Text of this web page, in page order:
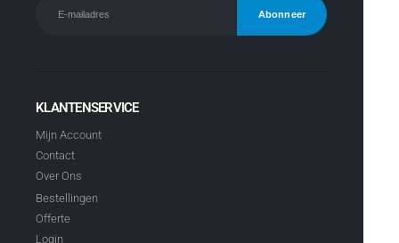
KLANTENSERVICE
Mijn Account
Contact
Over Ons
Bestellingen
Offerte
Login